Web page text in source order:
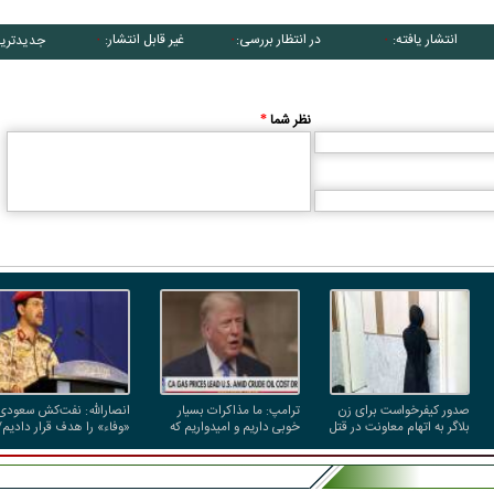
انتشار یافته: ۰ در انتظار بررسی: ۰ غیر قابل انتشار: ۰
نظر شما*
صدور کیفرخواست برای زن
بلاگر به اتهام معاونت در قتل
شوهرش
ترامپ: ما مذاکرات بسیار
خوبی داریم و امیدواریم که
مجبور به حمله بزرگی علیه
ایران نشویم
انصارالله: نفت‌کش
«وفاء» را هدف قرار
تردد در تنگه هرمز
محدود است